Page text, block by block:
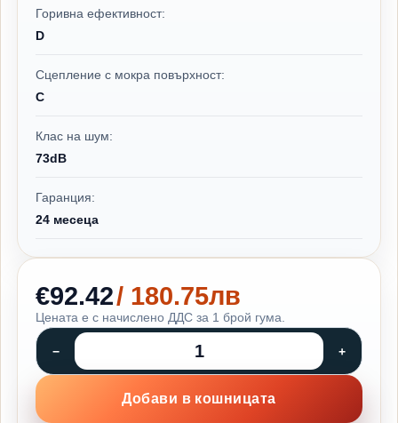
Горивна ефективност:
D
Сцепление с мокра повърхност:
C
Клас на шум:
73dB
Гаранция:
24 месеца
€92.42/ 180.75лв
Цената е с начислено ДДС за 1 брой гума.
Добави в кошницата